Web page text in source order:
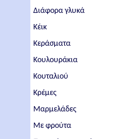
Διάφορα γλυκά
Κέικ
Κεράσματα
Κουλουράκια
Κουταλιού
Κρέμες
Μαρμελάδες
Με φρούτα